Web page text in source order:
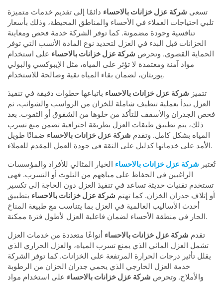
تسعى شركة عزل خزانات بالاحساء دائمًا إلى تقديم خدمات متميزة
تلبي احتياجات العملاء في الأحساء والمناطق المحيطة، وذلك بأسعار
تنافسية وجودة مضمونة. كما توفر الشركة خدمة فحص ومعاينة
الخزانات قبل البدء في العزل لتحديد نوع المادة الأنسب التي توفر
الحماية القصوى. وتحرص شركة عزل خزانات بالاحساء على استخدام
مواد آمنة ومعتمدة لا تؤثر على المياه، مثل الإيبوكسي والبولي
يوريثان، لضمان بقاء المياه نقية وصالحة للاستخدام.
تتميز شركة عزل خزانات بالاحساء باتباعها خطوات دقيقة في تنفيذ
العزل تبدأ بعملية تنظيف شاملة للخزان من الرواسب والشوائب، ثم
فحص الجدران والأسقف للتأكد من خلوها من الشقوق أو الثقوب. بعد
ذلك، يتم تطبيق طبقات العزل بطريقة احترافية تضمن منع تسرب
المياه بشكل كامل. وتقدم شركة عزل خزانات بالاحساء ضمانًا طويل
الأمد على خدماتها كدليل على الثقة في جودة العمل المقدم للعملاء.
تُعتبر شركة عزل خزانات بالاحساء الخيار المثالي للأفراد والمؤسسات
الراغبين في الحفاظ على مياههم من التلوث أو التسرب. فهي
تستخدم تقنيات حديثة تساعد في تنفيذ العزل دون الحاجة إلى تكسير
أو إتلاف جدران الخزان. كما تهتم شركة عزل خزانات بالاحساء بتطبيق
أحدث الأساليب العالمية في العزل بما يتناسب مع طبيعة المناخ
الحار في منطقة الأحساء لضمان فاعلية العزل لأطول فترة ممكنة.
تقدم شركة عزل خزانات بالاحساء أنواعًا متعددة من خدمات العزل
تشمل العزل المائي الذي يمنع تسرب المياه، والعزل الحراري الذي
يقلل تأثير درجات الحرارة المرتفعة على الخزانات. كما توفر الشركة
خدمة العزل الخارجي الذي يحمي جدران الخزان من الرطوبة
والأملاح. وتحرص شركة عزل خزانات بالاحساء على استخدام مواد